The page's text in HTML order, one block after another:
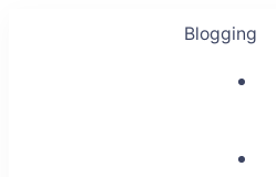
Blogging